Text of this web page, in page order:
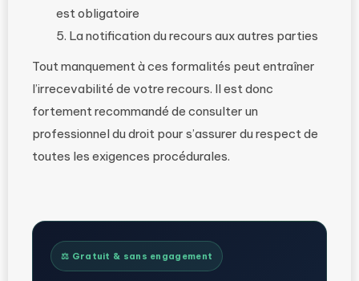
est obligatoire
La notification du recours aux autres parties
Tout manquement à ces formalités peut entraîner
l’irrecevabilité de votre recours. Il est donc
fortement recommandé de consulter un
professionnel du droit pour s’assurer du respect de
toutes les exigences procédurales.
⚖️ Gratuit & sans engagement